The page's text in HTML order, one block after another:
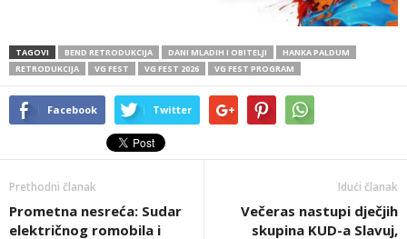
TAGOVI BEND RETRODUKCIJA DANI MLADIH I OBITELJI
HANKA PALDUM
RETRODUKCIJA
VG FEST VG FEST 2026 VG FEST PROGRAM
Facebook Twitter
Prethodni članak
Prometna nesreća: Sudar
električnog romobila i
Idući članak
Večeras nastupi dječjih
skupina KUD-a Slavuj,